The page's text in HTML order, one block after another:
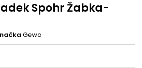
Spohr Žabka-
Gewa